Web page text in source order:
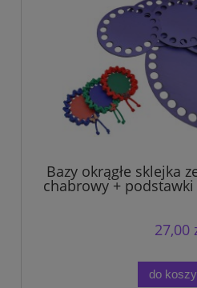
Bazy okrągłe sklejka
chabrowy + podstawki
do szydełkowania
27,00
do